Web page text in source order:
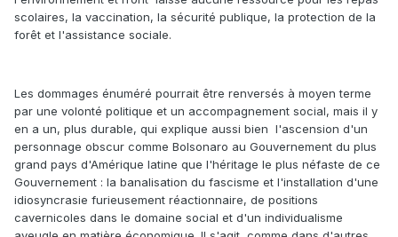
scolaires, la vaccination, la sécurité publique, la protection de la
forêt et l'assistance sociale.
Les dommages énuméré pourrait être renversés à moyen terme
par une volonté politique et un accompagnement social, mais il y
en a un, plus durable, qui explique aussi bien l'ascension d'un
personnage obscur comme Bolsonaro au Gouvernement du plus
grand pays d'Amérique latine que l'héritage le plus néfaste de ce
Gouvernement : la banalisation du fascisme et l'installation d'une
idiosyncrasie furieusement réactionnaire, de positions
cavernicoles dans le domaine social et d'un individualisme